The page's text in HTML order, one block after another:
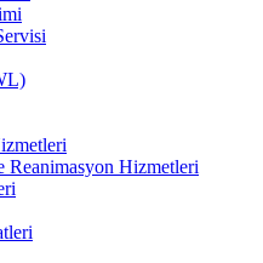
Reanimasyon Hizmetleri